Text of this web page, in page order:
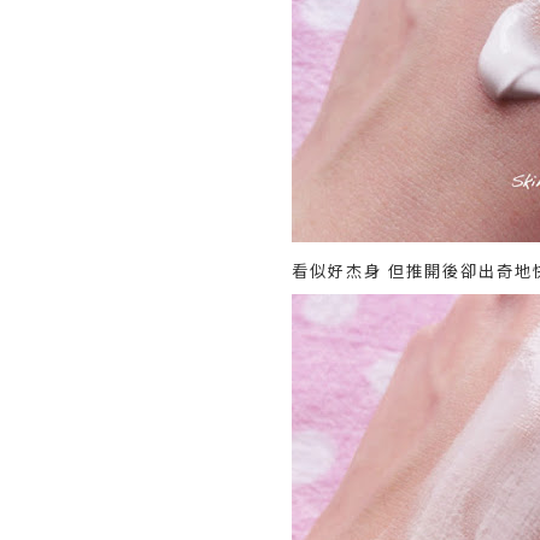
看似好杰身 但推開後卻出奇地